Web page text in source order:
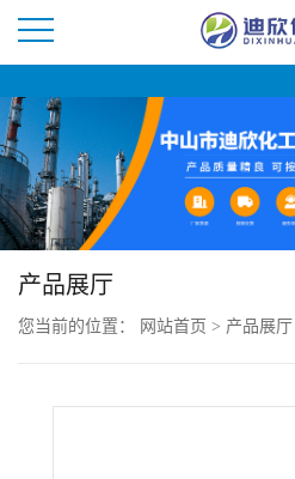
司
首
页
公
产品展厅
您当前的位置： 网站首页 > 产品展厅